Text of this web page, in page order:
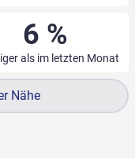
6 %
als im letzten Monat
Nähe